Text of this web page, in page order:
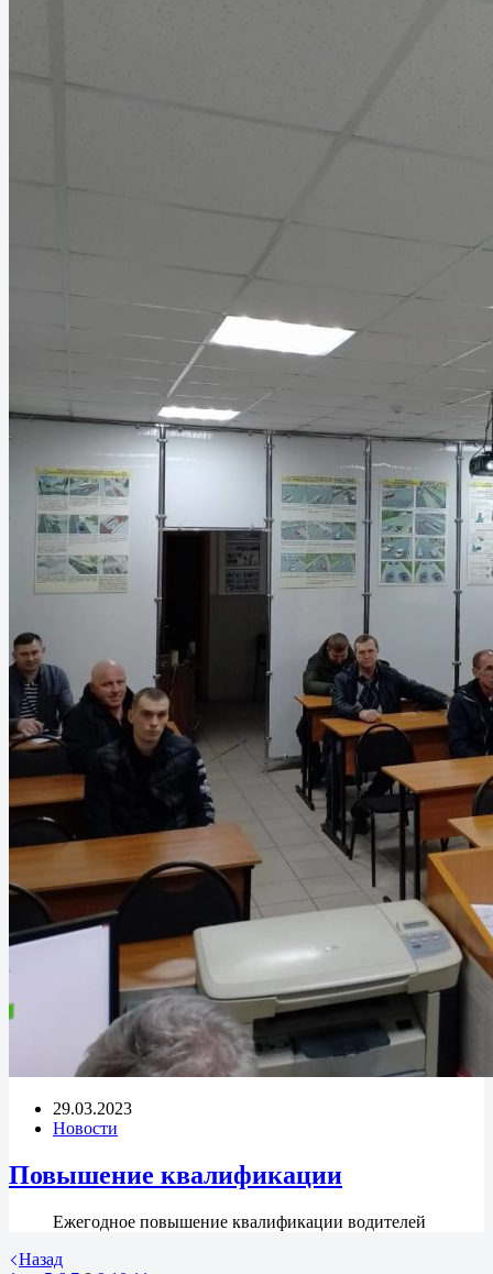
29.03.2023
Новости
Повышение квалификации
Ежегодное повышение квалификации водителей
Назад